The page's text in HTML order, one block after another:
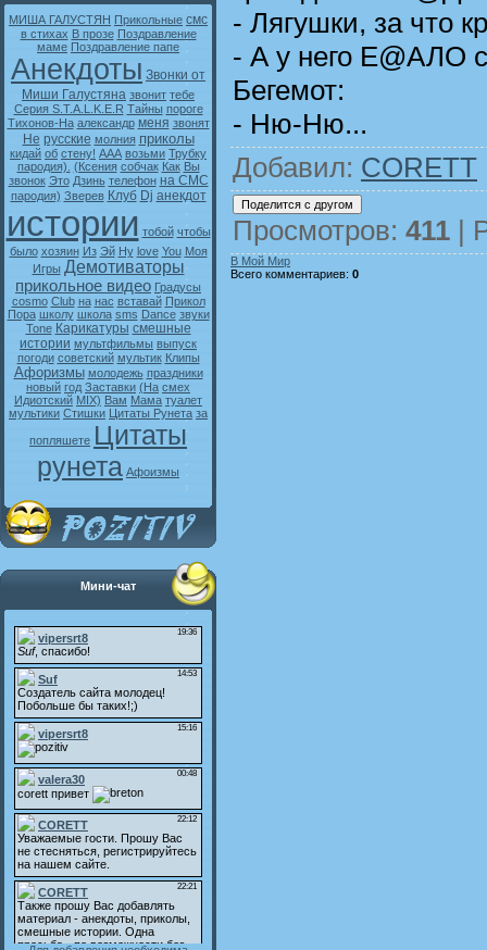
МИША ГАЛУСТЯН Прикольные смс
в стихах В прозе Поздравление
маме Поздравление папе
Анекдоты Звонки от
Миши Галустяна звонит тебе
Серия S.T.A.L.K.E.R Тайны пороге
Тихонов-На александр меня звонят
Не русские молния приколы
кидай об стену! ААА возьми Трубку
пародия). (Ксения собчак Как Вы
звонок Это Дзинь телефон на СМС
пародия) Зверев Клуб Dj анекдот
истории тобой чтобы
было хозяин Из Эй Ну love You Моя
Игры Демотиваторы
прикольное видео Градусы
cosmo Club на нас вставай Прикол
Пора школу школа sms Dance звуки
Tone Карикатуры смешные
истории мультфильмы выпуск
погоди советский мультик Клипы
Афоризмы молодежь праздники
новый год Заставки (На смех
Идиотский MIX) Вам Мама туалет
мультики Стишки Цитаты Рунета за
попляшете Цитаты
рунета Афоизмы
Мини-чат
- Лягушки, за что
- А у него Е@АЛО
Бегемот:
- Ню-Ню...
Добавил: CORETT
Просмотров: 411 |
В Мой Мир
Всего комментариев: 0